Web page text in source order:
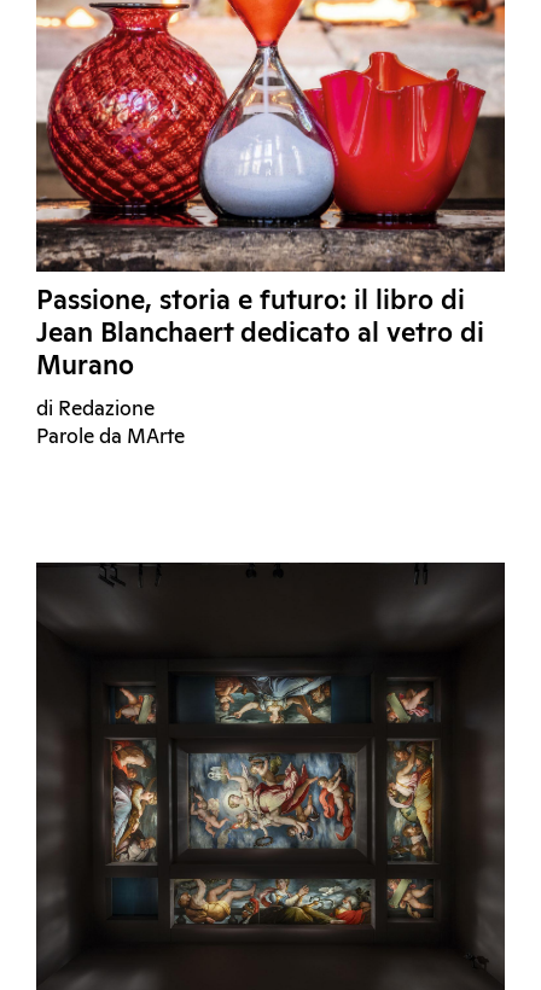
Passione, storia e futuro: il libro di
Jean Blanchaert dedicato al vetro di
Murano
di Redazione
Parole da MArte